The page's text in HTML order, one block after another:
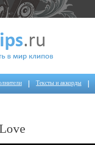
Тексты и аккорды